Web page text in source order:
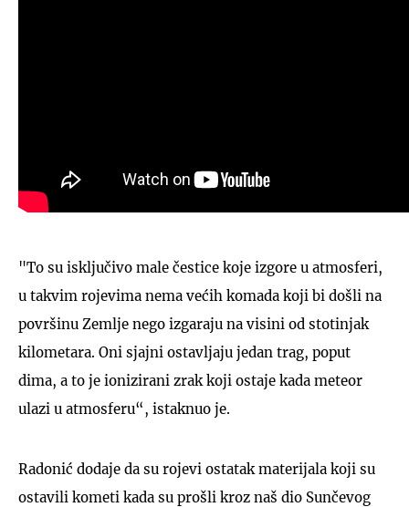
"To su isključivo male čestice koje izgore u atmosferi,
u takvim rojevima nema većih komada koji bi došli na
površinu Zemlje nego izgaraju na visini od stotinjak
kilometara. Oni sjajni ostavljaju jedan trag, poput
dima, a to je ionizirani zrak koji ostaje kada meteor
ulazi u atmosferu“, istaknuo je.
Radonić dodaje da su rojevi ostatak materijala koji su
ostavili kometi kada su prošli kroz naš dio Sunčevog